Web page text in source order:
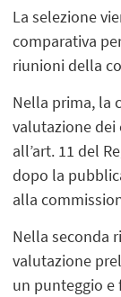
La selezione
comparativa
riunioni della
​Nella prima, la
valutazione
all’art. 11 del
dopo la
alla
Nella seconda
valutazione
un punteggio